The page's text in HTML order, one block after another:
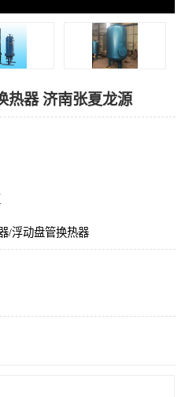
热器 济南张夏龙源
/浮动盘管换热器